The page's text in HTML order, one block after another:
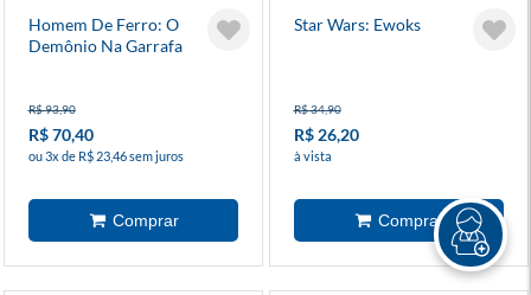
Homem De Ferro: O
Demônio Na Garrafa
R$ 93,90
R$ 70,40
ou 3x de R$ 23,46 sem juros
Star Wars: Ewoks
R$ 34,90
R$ 26,20
à vista